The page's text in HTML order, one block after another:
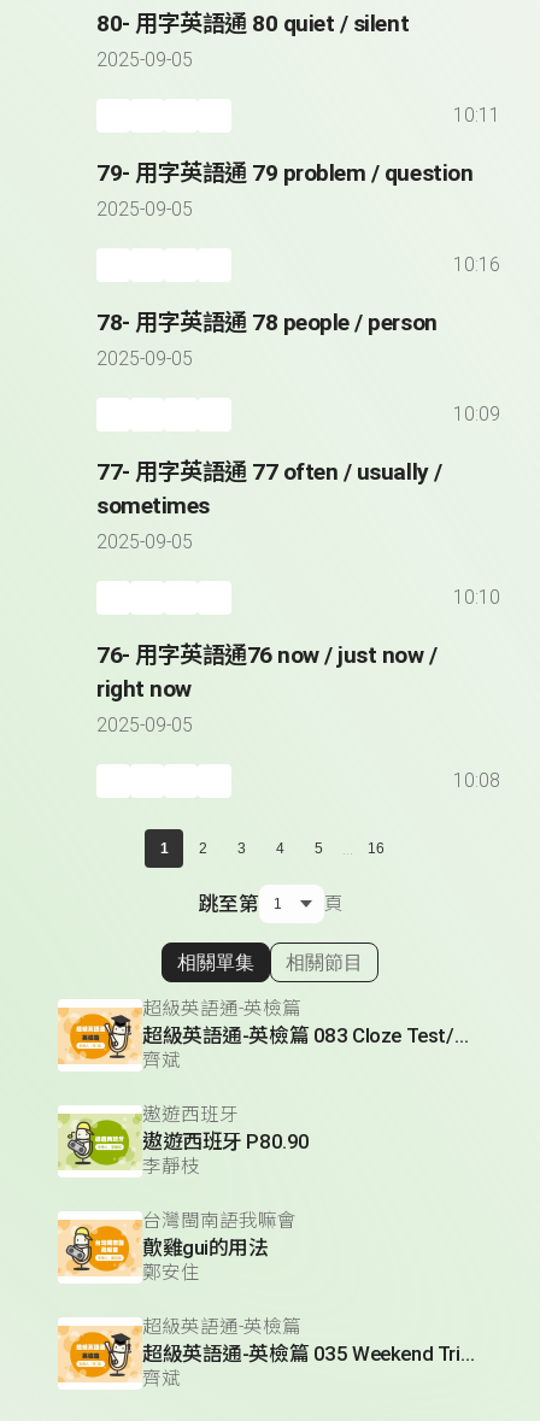
80- 用字英語通 80 quiet / silent
2025-09-05
10:11
79- 用字英語通 79 problem / question
2025-09-05
10:16
78- 用字英語通 78 people / person
2025-09-05
10:09
77- 用字英語通 77 often / usually /
sometimes
2025-09-05
10:10
76- 用字英語通76 now / just now /
right now
2025-09-05
10:08
1 2 3 4 5 ... 16
跳至第 頁
顯示相關單集
相關單集 相關節目
超級英語通-英檢篇
超級英語通-英檢篇 083 Cloze Test/段落填空-13
齊斌
遨遊西班牙
遨遊西班牙 P80.90
李靜枝
台灣閩南語我嘛會
歕雞gui的用法
鄭安住
超級英語通-英檢篇
超級英語通-英檢篇 035 Weekend Trip- 週末旅遊
齊斌